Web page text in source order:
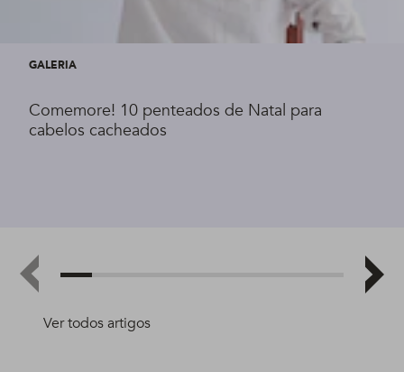
Ver todos artigos
GALERIA
Comemore! 10 penteados de Natal para
cabelos cacheados